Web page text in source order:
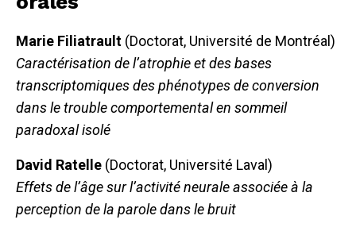
Marie Filiatrault (Doctorat, Université de Montréal)
Caractérisation de l’atrophie et des bases
transcriptomiques des phénotypes de conversion
dans le trouble comportemental en sommeil
paradoxal isolé
David Ratelle (Doctorat, Université Laval)
Effets de l’âge sur l’activité neurale associée à la
perception de la parole dans le bruit